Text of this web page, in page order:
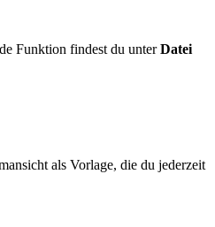
Funktion findest du unterDatei
als Vorlage, die du jederzeit